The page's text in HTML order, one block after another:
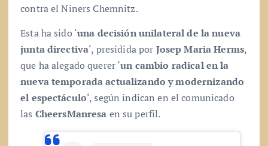
contra el Niners Chemnitz.
Esta ha sido ‘una decisión unilateral de la nueva
junta directiva‘, presidida por Josep Maria Herms,
que ha alegado querer ‘un cambio radical en la
nueva temporada actualizando y modernizando
el espectáculo‘, según indican en el comunicado
las CheersManresa en su perfil.